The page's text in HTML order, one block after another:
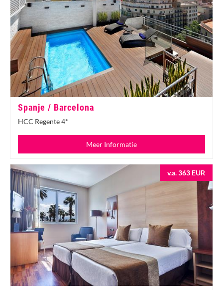
Spanje / Barcelona
HCC Regente 4*
Meer Informatie
v.a. 363 EUR